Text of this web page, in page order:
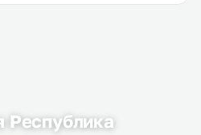
Республика